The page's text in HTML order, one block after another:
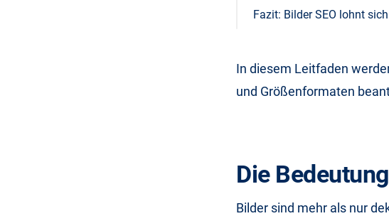
Fazit: Bilder SEO lohnt
In diesem Leitfaden
und Größenformaten
Die
Bilder sind mehr als nur